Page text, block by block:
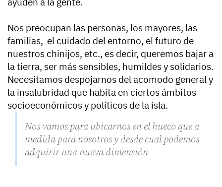
Nos preocupan las personas, los mayores, las
familias, el cuidado del entorno, el futuro de
nuestros chinijos, etc., es decir, queremos bajar a
la tierra, ser más sensibles, humildes y solidarios.
Necesitamos despojarnos del acomodo general y
la insalubridad que habita en ciertos ámbitos
socioeconómicos y políticos de la isla.
Nos vamos para ubicarnos en el hueco que a
medida para nosotros y desde cual podemos
adquirir una nueva dimensión